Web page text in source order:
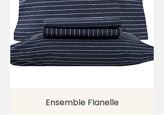
Ensemble Flanelle